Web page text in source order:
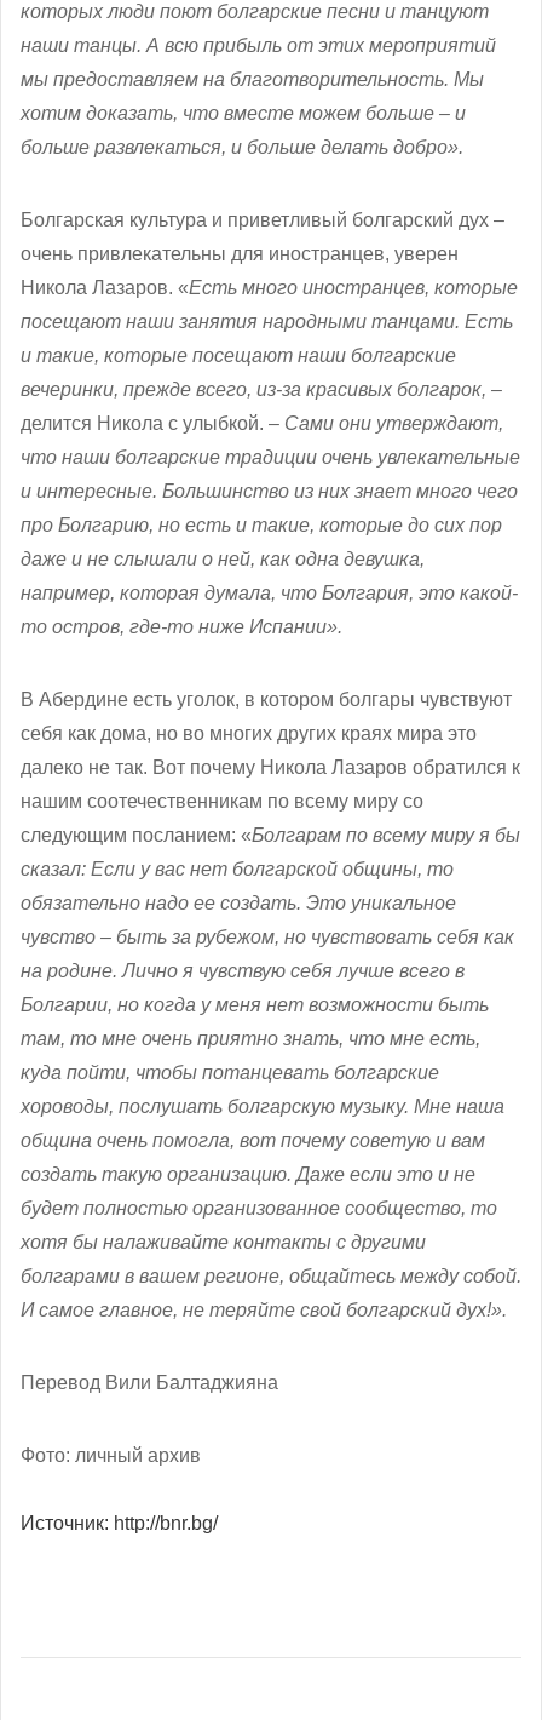
которых люди поют болгарские песни и танцуют
наши танцы. А всю прибыль от этих мероприятий
мы предоставляем на благотворительность. Мы
хотим доказать, что вместе можем больше – и
больше развлекаться, и больше делать добро».
Болгарская культура и приветливый болгарский дух –
очень привлекательны для иностранцев, уверен
Никола Лазаров. «Есть много иностранцев, которые
посещают наши занятия народными танцами. Есть
и такие, которые посещают наши болгарские
вечеринки, прежде всего, из-за красивых болгарок, –
делится Никола с улыбкой. – Сами они утверждают,
что наши болгарские традиции очень увлекательные
и интересные. Большинство из них знает много чего
про Болгарию, но есть и такие, которые до сих пор
даже и не слышали о ней, как одна девушка,
например, которая думала, что Болгария, это какой-
то остров, где-то ниже Испании».
В Абердине есть уголок, в котором болгары чувствуют
себя как дома, но во многих других краях мира это
далеко не так. Вот почему Никола Лазаров обратился к
нашим соотечественникам по всему миру со
следующим посланием: «Болгарам по всему миру я бы
сказал: Если у вас нет болгарской общины, то
обязательно надо ее создать. Это уникальное
чувство – быть за рубежом, но чувствовать себя как
на родине. Лично я чувствую себя лучше всего в
Болгарии, но когда у меня нет возможности быть
там, то мне очень приятно знать, что мне есть,
куда пойти, чтобы потанцевать болгарские
хороводы, послушать болгарскую музыку. Мне наша
община очень помогла, вот почему советую и вам
создать такую организацию. Даже если это и не
будет полностью организованное сообщество, то
хотя бы налаживайте контакты с другими
болгарами в вашем регионе, общайтесь между собой.
И самое главное, не теряйте свой болгарский дух!».
Перевод Вили Балтаджияна
Фото: личный архив
Источник: http://bnr.bg/